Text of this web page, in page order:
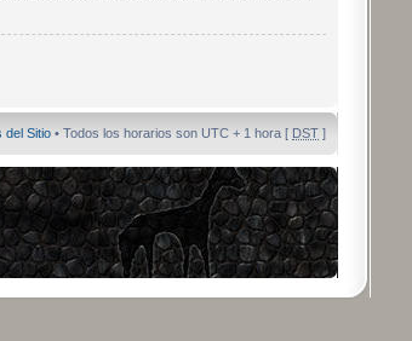
del Sitio • Todos los horarios son UTC + 1 hora [ DST ]